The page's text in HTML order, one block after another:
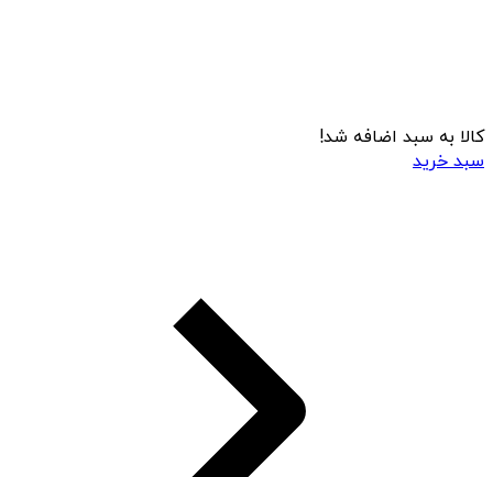
کالا به سبد اضافه شد!
سبد خرید